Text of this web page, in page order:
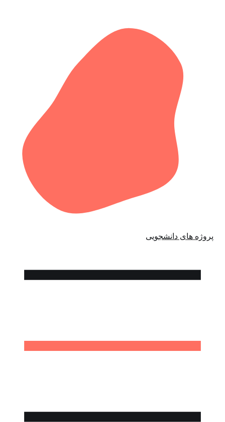
پروژه های دانشجویی